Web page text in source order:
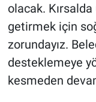
olacak.
getirmek için
zorundayız.
desteklemeye
kesmeden